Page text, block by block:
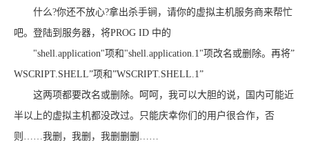
什么?你还不放心?拿出杀手锏，请你的虚拟主机服务商来帮忙
吧。登陆到服务器，将PROG ID 中的
"shell.application"项和"shell.application.1"项改名或删除。再将”
WSCRIPT.SHELL”项和”WSCRIPT.SHELL.1”
这两项都要改名或删除。呵呵，我可以大胆的说，国内可能近
半以上的虚拟主机都没改过。只能庆幸你们的用户很合作，否
则……我删，我删，我删删删……